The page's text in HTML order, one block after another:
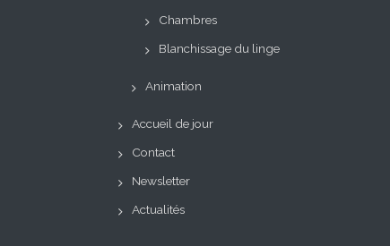
Chambres
Blanchissage du linge
Animation
Accueil de jour
Contact
Newsletter
Actualités